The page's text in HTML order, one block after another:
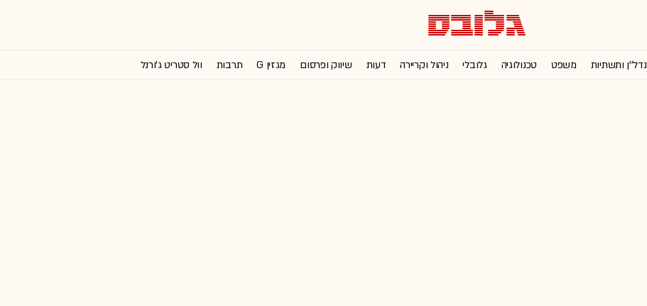
נדל''ן ותשתיות משפט טכנולוגיה גלובלי ניהול וקריירה דעות שיווק ופרסום מגזין G תרבות וול סטריט ג'ורנל